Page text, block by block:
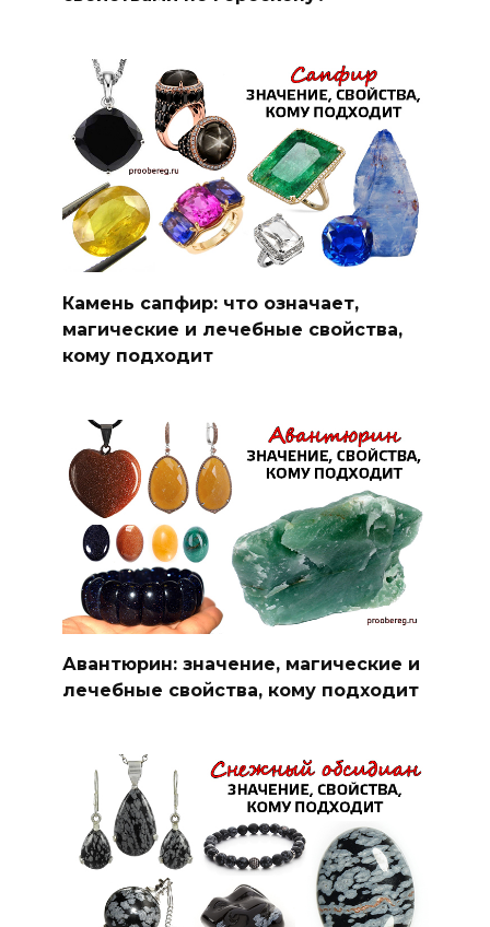
Камень сапфир: что означает,
магические и лечебные свойства,
кому подходит
Авантюрин: значение, магические и
лечебные свойства, кому подходит